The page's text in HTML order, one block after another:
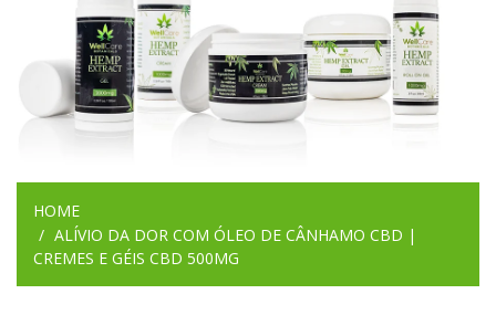
HOME
ALÍVIO DA DOR COM ÓLEO DE CÂNHAMO CBD |
CREMES E GÉIS CBD 500MG